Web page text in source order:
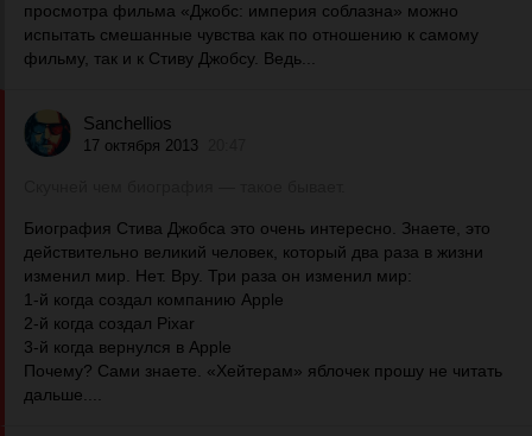
просмотра фильма «Джобс: империя соблазна» можно
испытать смешанные чувства как по отношению к самому
фильму, так и к Стиву Джобсу. Ведь...
Sanchellios
17 октября 2013
Биография Стива Джобса это очень интересно. Знаете, это
действительно великий человек, который два раза в жизни
изменил мир. Нет. Вру. Три раза он изменил мир:
1-й когда создал компанию Apple
2-й когда создал Pixar
3-й когда вернулся в Apple
Почему? Сами знаете. «Хейтерам» яблочек прошу не читать
дальше....